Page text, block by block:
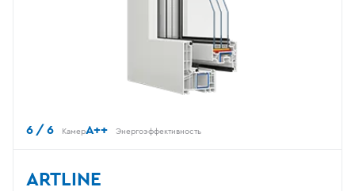
6 / 6 КамерA++ Энергоэффективность
ARTLINE